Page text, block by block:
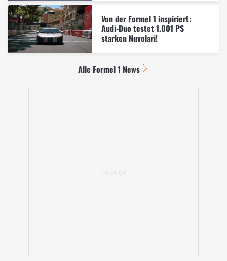
Von der Formel 1 inspiriert:
Audi-Duo testet 1.001 PS
starken Nuvolari!
Alle Formel 1 News